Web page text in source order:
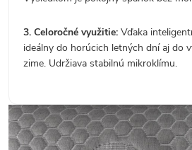
3. Celoročné využitie: Vďaka
ideálny do horúcich letných dní aj do
zime. Udržiava stabilnú mikroklímu.